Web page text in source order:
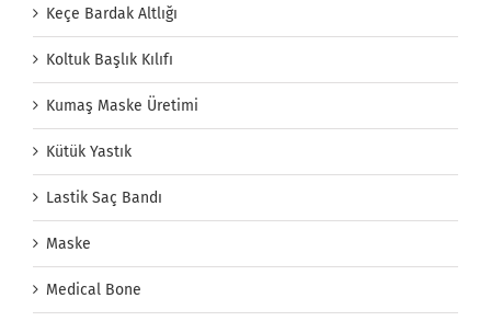
Keçe Bardak Altlığı
Koltuk Başlık Kılıfı
Kumaş Maske Üretimi
Kütük Yastık
Lastik Saç Bandı
Maske
Medical Bone